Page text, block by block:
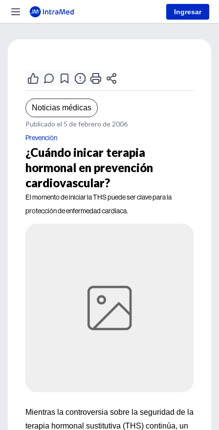
Ingresar
Noticias médicas
Publicado el 5 de febrero de 2006
Prevención
¿Cuándo inicar terapia
hormonal en prevención
cardiovascular?
El momento de iniciar la THS puede ser clave para la
protección de enfermedad cardíaca.
Mientras la controversia sobre la seguridad de la
terapia hormonal sustitutiva (THS) continúa, un